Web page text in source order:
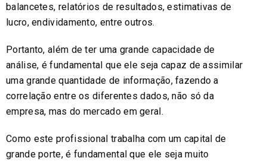
balancetes, relatórios de resultados, estimativas de
lucro, endividamento, entre outros.
Portanto, além de ter uma grande capacidade de
análise, é fundamental que ele seja capaz de assimilar
uma grande quantidade de informação, fazendo a
correlação entre os diferentes dados, não só da
empresa, mas do mercado em geral.
Como este profissional trabalha com um capital de
grande porte, é fundamental que ele seja muito